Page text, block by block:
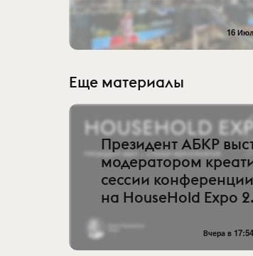
16
Еще материалы
Президент АБКР
модератором
сессии конференции
на HouseHold Expo
Вчера в 17:54